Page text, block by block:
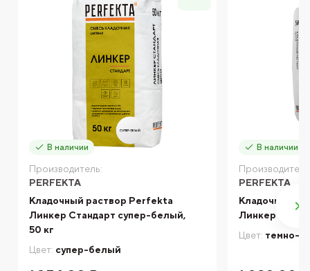
В наличии
Производитель:
PERFEKTA
Кладочный раствор Perfekta
Линкер Стандарт супер-белый,
50 кг
Цвет: супер-белый
В наличии
PERFEKTA
Кладочный
Линкер
Цвет: темно-